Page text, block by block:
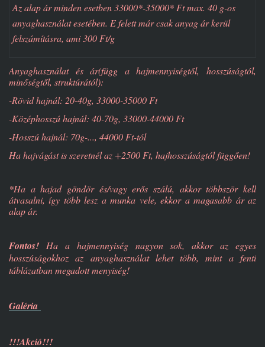
Az alap ár minden esetben 33000*-35000* Ft max. 40 g-os
anyaghasználat esetében. E felett már csak anyag ár kerül
felszámításra, ami 300 Ft/g
Anyaghasználat és ár(függ a hajmennyiségtől, hosszúságtól,
minőségtől, struktúrától):
-Rövid hajnál: 20-40g, 33000-35000 Ft
-Középhosszú hajnál: 40-70g, 33000-44000 Ft
-Hosszú hajnál: 70g-..., 44000 Ft-tól
Ha hajvágást is szeretnél az +2500 Ft, hajhosszúságtól függően!
*Ha a hajad göndör és/vagy erős szálú, akkor többször kell
átvasalni, így több lesz a munka vele, ekkor a magasabb ár az
alap ár.
Fontos!Ha a hajmennyiség nagyon sok, akkor az egyes
hosszúságokhoz az anyaghasználat lehet több, mint a fenti
táblázatban megadott menyiség!
Galéria
!!!Akció!!!